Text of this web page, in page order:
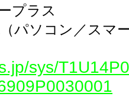
プラス
パソコン／スマ
sys/